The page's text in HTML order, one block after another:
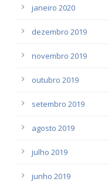
janeiro 2020
dezembro 2019
novembro 2019
outubro 2019
setembro 2019
agosto 2019
julho 2019
junho 2019